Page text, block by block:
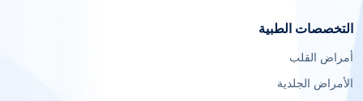
التخصصات الطبية
أمراض القلب
الأمراض الجلدية